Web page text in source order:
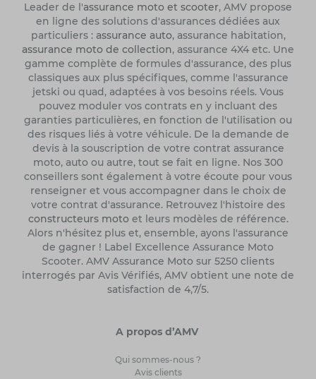
Leader de l'assurance moto et scooter, AMV propose
en ligne des solutions d'assurances dédiées aux
particuliers : assurance auto, assurance habitation,
assurance moto de collection, assurance 4X4 etc. Une
gamme complète de formules d'assurance, des plus
classiques aux plus spécifiques, comme l'assurance
jetski ou quad, adaptées à vos besoins réels. Vous
pouvez moduler vos contrats en y incluant des
garanties particulières, en fonction de l'utilisation ou
des risques liés à votre véhicule. De la demande de
devis à la souscription de votre contrat assurance
moto, auto ou autre, tout se fait en ligne. Nos 300
conseillers sont également à votre écoute pour vous
renseigner et vous accompagner dans le choix de
votre contrat d'assurance. Retrouvez l'histoire des
constructeurs motoet leurs modèles de référence.
Alors n'hésitez plus et, ensemble, ayons l'assurance
de gagner ! Label Excellence Assurance Moto
Scooter. AMV Assurance Moto sur 5250 clients
interrogés par Avis Vérifiés, AMV obtient une note de
satisfaction de 4,7/5.
A propos d’AMV
Qui sommes-nous ?
Avis clients